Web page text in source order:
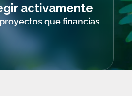
activamente
que financias